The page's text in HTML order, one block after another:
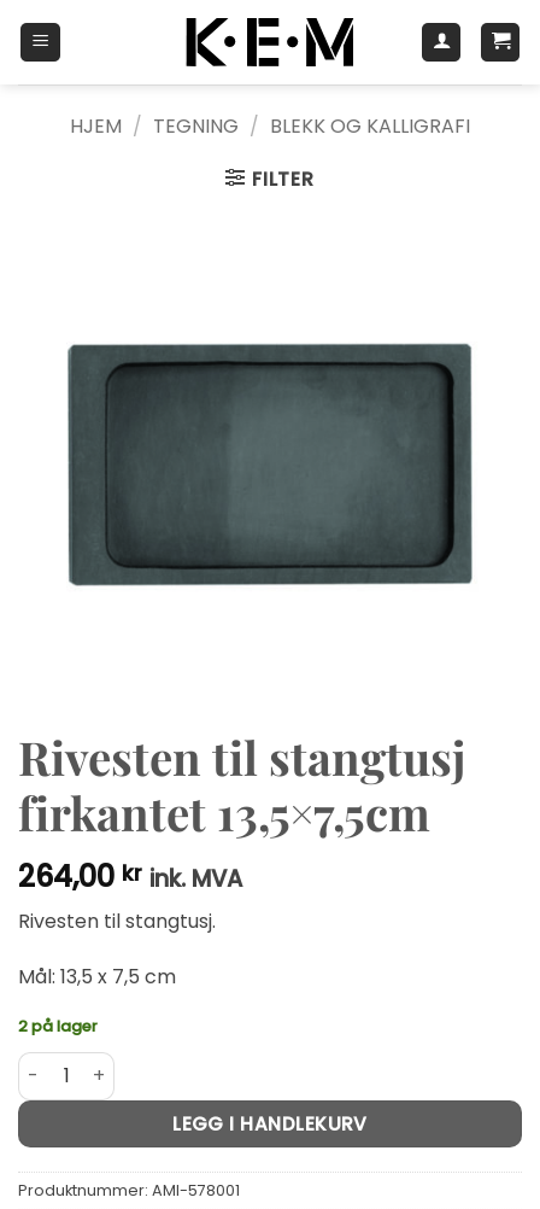
HJEM / TEGNING / BLEKK OG KALLIGRAFI
FILTER
Rivesten til stangtusj
firkantet 13,5×7,5cm
264,00 kr ink. MVA
Rivesten til stangtusj.
Mål: 13,5 x 7,5 cm
2 på lager
Rivesten til stangtusj firkantet 13,5x7,5cm antall
LEGG I HANDLEKURV
Alternative:
Produktnummer: AMI-578001